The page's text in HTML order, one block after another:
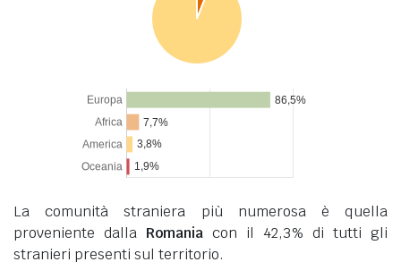
La comunità straniera più numerosa è quella
proveniente dalla Romania con il 42,3% di tutti gli
stranieri presenti sul territorio.